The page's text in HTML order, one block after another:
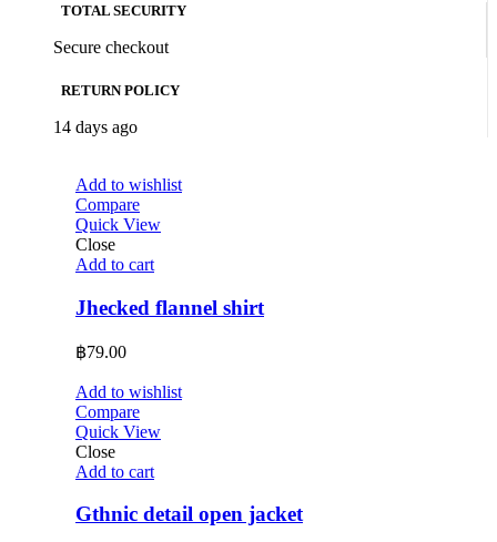
TOTAL SECURITY
Secure checkout
RETURN POLICY
14 days ago
Add to wishlist
Compare
Quick View
Close
Add to cart
Jhecked flannel shirt
฿79.00
Add to wishlist
Compare
Quick View
Close
Add to cart
Gthnic detail open jacket